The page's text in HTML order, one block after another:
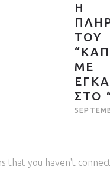
Η
ΤΟΥ
ΜΕ
ΣΤΟ
that you haven't